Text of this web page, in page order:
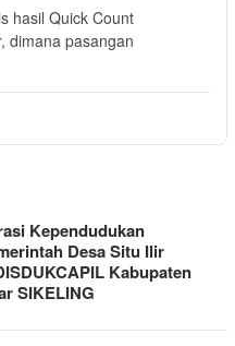
hasil Quick Count
dimana pasangan
Kependudukan
Desa Situ Ilir
Kabupaten
SIKELING